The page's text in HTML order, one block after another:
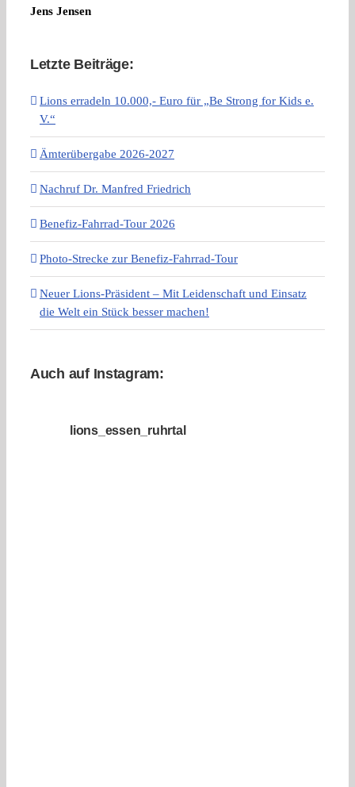
Jens Jensen
Letzte Beiträge:
Lions erradeln 10.000,- Euro für „Be Strong for Kids e.
V.“
Ämterübergabe 2026-2027
Nachruf Dr. Manfred Friedrich
Benefiz-Fahrrad-Tour 2026
Photo-Strecke zur Benefiz-Fahrrad-Tour
Neuer Lions-Präsident – Mit Leidenschaft und Einsatz
die Welt ein Stück besser machen!
Auch auf Instagram:
lions_essen_ruhrtal